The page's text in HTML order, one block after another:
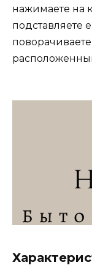
нажимаете на
подставляете